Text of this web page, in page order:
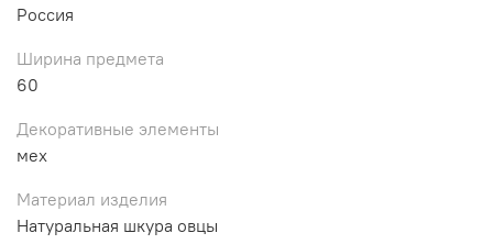
Россия
Ширина предмета
60
Декоративные элементы
мех
Материал изделия
Натуральная шкура овцы